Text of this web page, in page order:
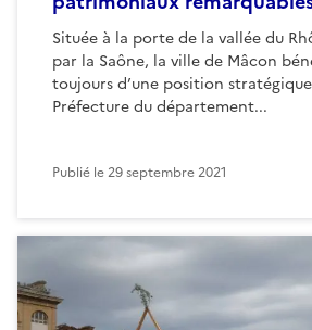
Située à la porte de la vallée du
par la Saône, la ville de Mâcon
toujours d’une position
Préfecture du département...
Publié le29 septembre 2021